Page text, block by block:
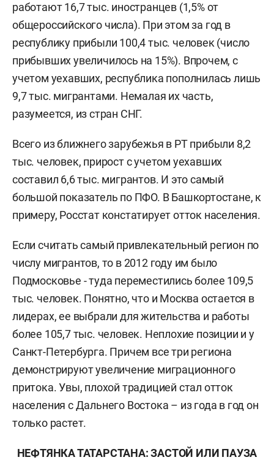
работают 16,7 тыс. иностранцев (1,5% от
общероссийского числа). При этом за год в
республику прибыли 100,4 тыс. человек (число
прибывших увеличилось на 15%). Впрочем, с
учетом уехавших, республика пополнилась лишь
9,7 тыс. мигрантами. Немалая их часть,
разумеется, из стран СНГ.
Всего из ближнего зарубежья в РТ прибыли 8,2
тыс. человек, прирост с учетом уехавших
составил 6,6 тыс. мигрантов. И это самый
большой показатель по ПФО. В Башкортостане, к
примеру, Росстат констатирует отток населения.
Если считать самый привлекательный регион по
числу мигрантов, то в 2012 году им было
Подмосковье - туда переместились более 109,5
тыс. человек. Понятно, что и Москва остается в
лидерах, ее выбрали для жительства и работы
более 105,7 тыс. человек. Неплохие позиции и у
Санкт-Петербурга. Причем все три региона
демонстрируют увеличение миграционного
притока. Увы, плохой традицией стал отток
населения с Дальнего Востока – из года в год он
только растет.
НЕФТЯНКА ТАТАРСТАНА: ЗАСТОЙ ИЛИ ПАУЗА